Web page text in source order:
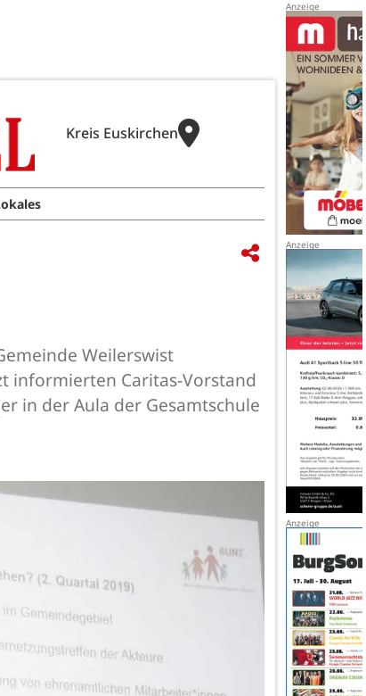
Kreis Euskirchen
Weilerswist
informierten Caritas-Vorstand
in der Aula der Gesamtschule